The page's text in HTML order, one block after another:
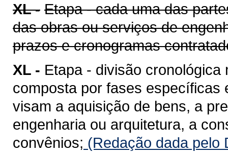
XL - Etapa - cada uma das
das obras ou serviços de
prazos e cronogramas
XL - Etapa - divisão
composta por fases específicas
visam a aquisição de bens, a
engenharia ou arquitetura, a
convênios; (Redação dada pelo